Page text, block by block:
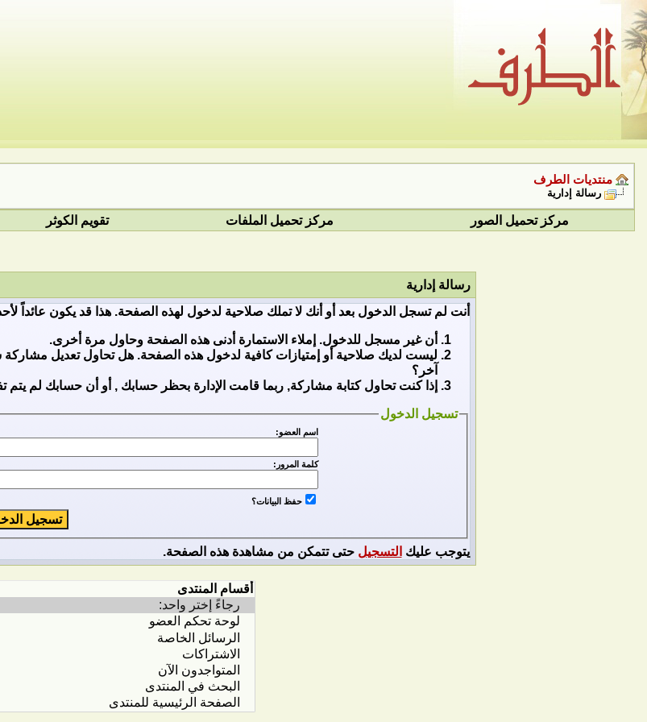
منتديات الطرف
رسالة إدارية
مركز تحميل الصور
مركز تحميل الملفات تقويم الكوثر
رسالة إدارية
أنت لم تسجل الدخول بعد أو أنك لا تملك صلاحية لدخول لهذه الصفحة. هذا قد يكون عائداً
أن غير مسجل للدخول. إملاء الاستمارة أدنى هذه الصفحة وحاول مرة أخرى.
ليست لديك صلاحية أو إمتيازات كافية لدخول هذه الصفحة. هل تحاول تعديل
آخر؟
إذا كنت تحاول كتابة مشاركة, ربما قامت الإدارة بحظر حسابك , أو أن حسابك لم يتم
تسجيل الدخول
اسم العضو:
كلمة المرور:
حفظ البيانات؟
يتوجب عليك التسجيل حتى تتمكن من مشاهدة هذه الصفحة.